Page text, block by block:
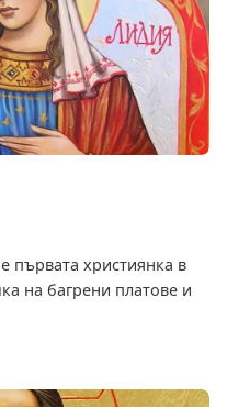
първата християнка в
на багрени платове и